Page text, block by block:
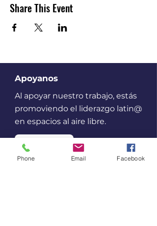
Share This Event
Apoyanos
Al apoyar nuestro trabajo, estás
promoviendo el liderazgo latin@
en espacios al aire libre.
Done Ahora
Phone Email Facebook